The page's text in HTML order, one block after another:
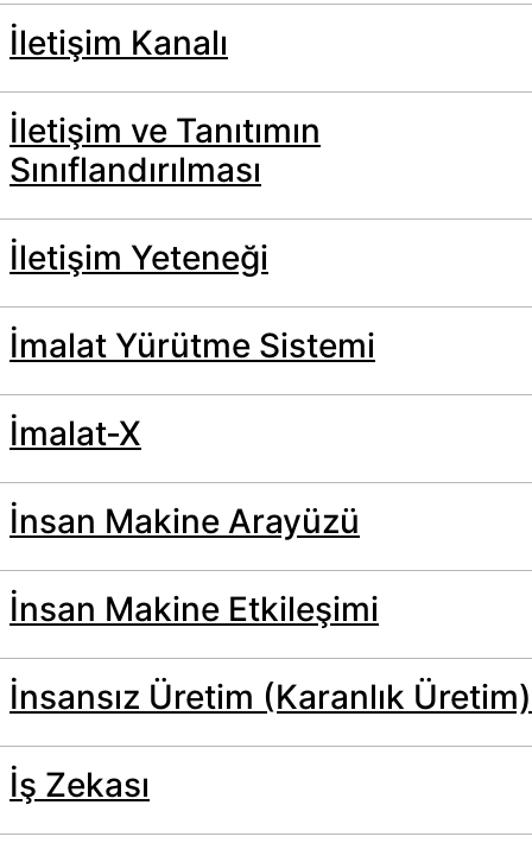
İletişim Kanalı
İletişim ve Tanıtımın
Sınıflandırılması
İletişim Yeteneği
İmalat Yürütme Sistemi
İmalat-X
İnsan Makine Arayüzü
İnsan Makine Etkileşimi
İnsansız Üretim (Karanlık Üretim)
İş Zekası